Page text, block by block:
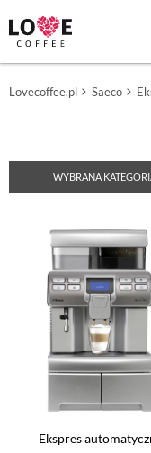
Lovecoffee.pl Saeco
WYBRANA
Ekspres